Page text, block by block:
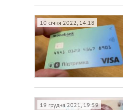
10 січня 2022, 14:18
19 грудня 2021, 19:59